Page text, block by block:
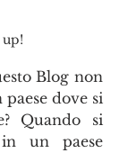
Blog non
dove si
Quando si
un paese